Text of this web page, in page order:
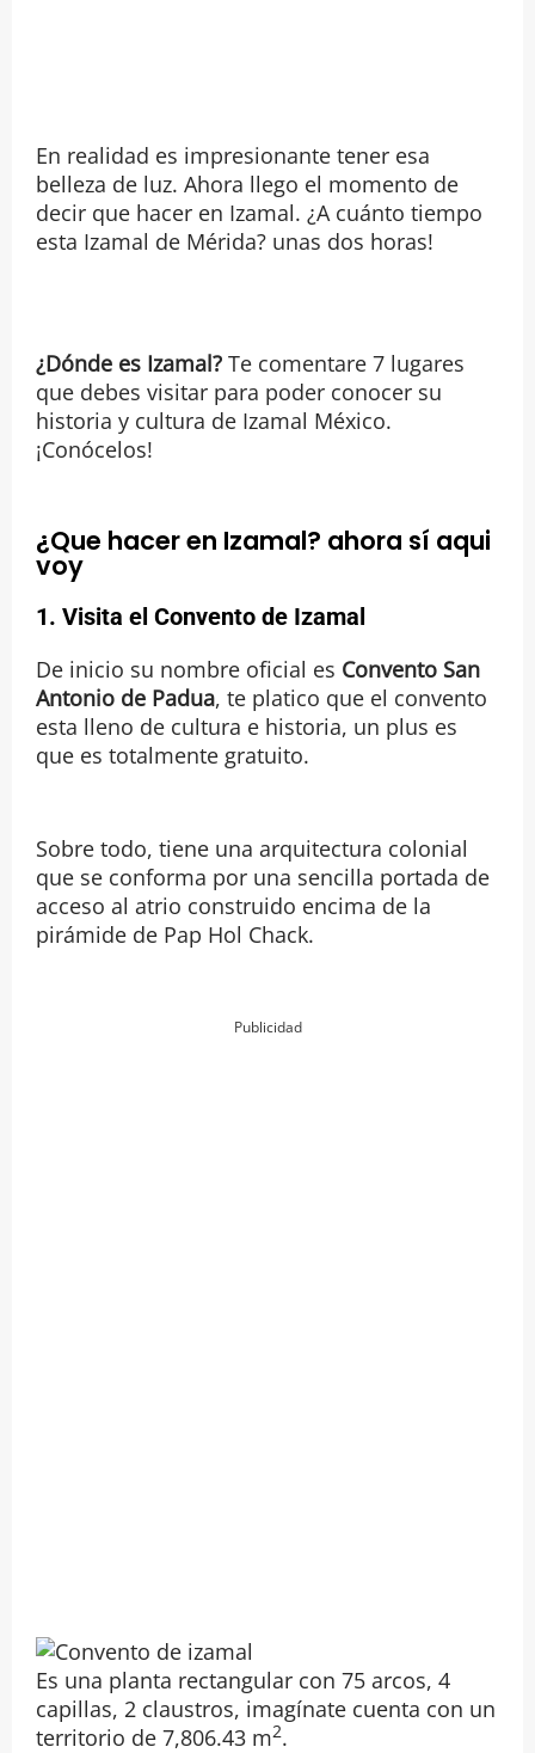
En realidad es impresionante tener esa
belleza de luz. Ahora llego el momento de
decir que hacer en Izamal. ¿A cuánto tiempo
esta Izamal de Mérida? unas dos horas!
¿Dónde es Izamal? Te comentare 7 lugares
que debes visitar para poder conocer su
historia y cultura de Izamal México.
¡Conócelos!
¿Que hacer en Izamal? ahora sí aqui
voy
1. Visita el Convento de Izamal
De inicio su nombre oficial es Convento San
Antonio de Padua, te platico que el convento
esta lleno de cultura e historia, un plus es
que es totalmente gratuito.
Sobre todo, tiene una arquitectura colonial
que se conforma por una sencilla portada de
acceso al atrio construido encima de la
pirámide de Pap Hol Chack.
Publicidad
Es una planta rectangular con 75 arcos, 4
capillas, 2 claustros, imagínate cuenta con un
territorio de 7,806.43 m2.